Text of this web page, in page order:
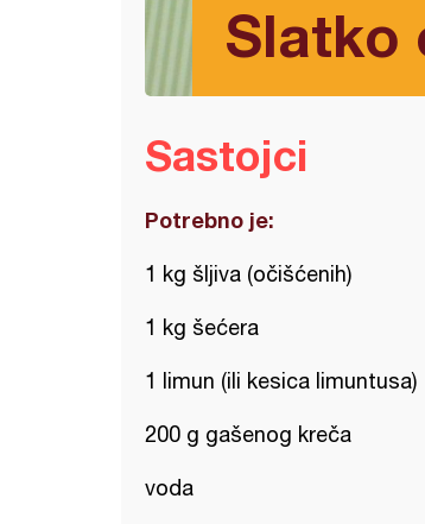
Slatko
Sastojci
Potrebno je:
1 kg šljiva (očišćenih)
1 kg šećera
1 limun (ili kesica limuntusa)
200 g gašenog kreča
voda